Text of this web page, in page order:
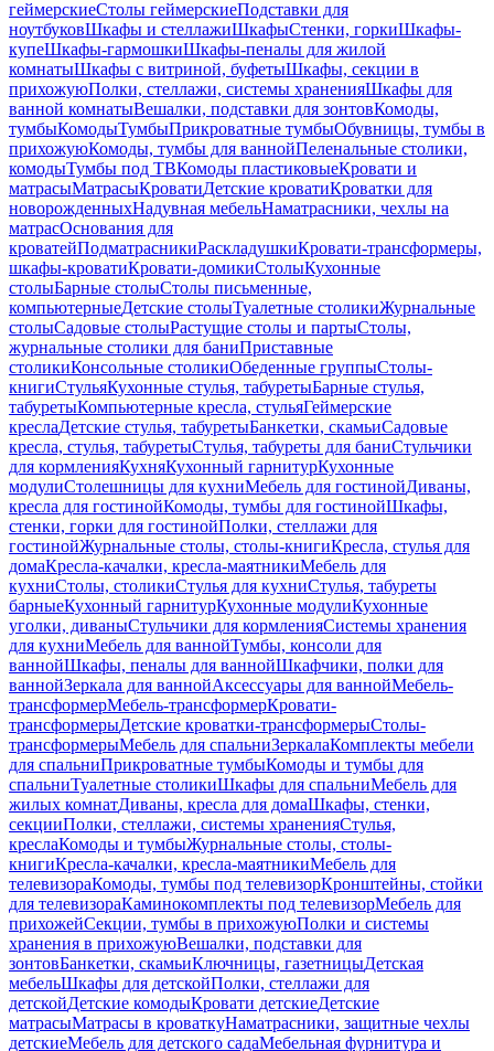
геймерскиеСтолы геймерскиеПодставки для
ноутбуковШкафы и стеллажиШкафыСтенки, горкиШкафы-
купеШкафы-гармошкиШкафы-пеналы для жилой
комнатыШкафы с витриной, буфетыШкафы, секции в
прихожуюПолки, стеллажи, системы храненияШкафы для
ванной комнатыВешалки, подставки для зонтовКомоды,
тумбыКомодыТумбыПрикроватные тумбыОбувницы, тумбы в
прихожуюКомоды, тумбы для ваннойПеленальные столики,
комодыТумбы под ТВКомоды пластиковыеКровати и
матрасыМатрасыКроватиДетские кроватиКроватки для
новорожденныхНадувная мебельНаматрасники, чехлы на
матрасОснования для
кроватейПодматрасникиРаскладушкиКровати-трансформеры,
шкафы-кроватиКровати-домикиСтолыКухонные
столыБарные столыСтолы письменные,
компьютерныеДетские столыТуалетные столикиЖурнальные
столыСадовые столыРастущие столы и партыСтолы,
журнальные столики для баниПриставные
столикиКонсольные столикиОбеденные группыСтолы-
книгиСтульяКухонные стулья, табуретыБарные стулья,
табуретыКомпьютерные кресла, стульяГеймерские
креслаДетские стулья, табуретыБанкетки, скамьиСадовые
кресла, стулья, табуретыСтулья, табуреты для баниСтульчики
для кормленияКухняКухонный гарнитурКухонные
модулиСтолешницы для кухниМебель для гостинойДиваны,
кресла для гостинойКомоды, тумбы для гостинойШкафы,
стенки, горки для гостинойПолки, стеллажи для
гостинойЖурнальные столы, столы-книгиКресла, стулья для
домаКресла-качалки, кресла-маятникиМебель для
кухниСтолы, столикиСтулья для кухниСтулья, табуреты
барныеКухонный гарнитурКухонные модулиКухонные
уголки, диваныСтульчики для кормленияСистемы хранения
для кухниМебель для ваннойТумбы, консоли для
ваннойШкафы, пеналы для ваннойШкафчики, полки для
ваннойЗеркала для ваннойАксессуары для ваннойМебель-
трансформерМебель-трансформерКровати-
трансформерыДетские кроватки-трансформерыСтолы-
трансформерыМебель для спальниЗеркалаКомплекты мебели
для спальниПрикроватные тумбыКомоды и тумбы для
спальниТуалетные столикиШкафы для спальниМебель для
жилых комнатДиваны, кресла для домаШкафы, стенки,
секцииПолки, стеллажи, системы храненияСтулья,
креслаКомоды и тумбыЖурнальные столы, столы-
книгиКресла-качалки, кресла-маятникиМебель для
телевизораКомоды, тумбы под телевизорКронштейны, стойки
для телевизораКаминокомплекты под телевизорМебель для
прихожейСекции, тумбы в прихожуюПолки и системы
хранения в прихожуюВешалки, подставки для
зонтовБанкетки, скамьиКлючницы, газетницыДетская
мебельШкафы для детскойПолки, стеллажи для
детскойДетские комодыКровати детскиеДетские
матрасыМатрасы в кроваткуНаматрасники, защитные чехлы
детскиеМебель для детского садаМебельная фурнитура и